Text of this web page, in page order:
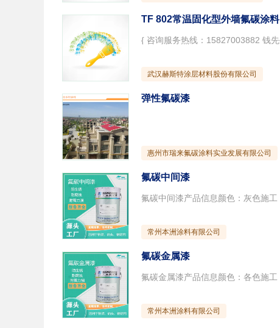
TF 802常温固化型外墙氟碳涂料
武汉赫斯特涂层材料股份有限公司
弹性氟碳漆
惠州市瑞来氟碳涂料实业发展有限公司
氟碳中间漆
常州本洲涂料有限公司
氟碳金属漆
常州本洲涂料有限公司